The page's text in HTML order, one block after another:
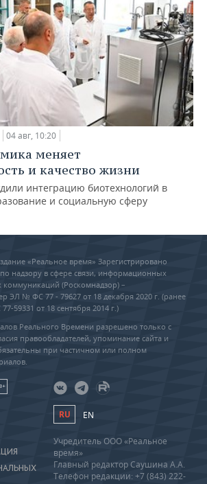
04 авг, 10:20
меняет
и качество жизни
интеграцию биотехнологий в
и социальную сферу
«Реальное время» Зарегистрировано
надзору в сфере связи, информационных
коммуникаций (Роскомнадзор) –
ЭЛ № ФС 77 - 79627 от 18 декабря 2020 г. (ранее
59331 от 18 сентября 2014 г.)
Реального Времени разрешено только с
правообладателей, упоминание сайта и
при частичном или полном
RU EN
Учредитель ООО «Реальное
время»
Главный редактор Саушина А.А.
Телефон редакции: +7 (843) 222-